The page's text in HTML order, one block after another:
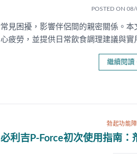
POSTED ON 08/
見困擾，影響伴侶間的親密關係。
疲勞，並提供日常飲食調理建議與
繼續閱讀
勃起功能
必利吉P-Force初次使用指南